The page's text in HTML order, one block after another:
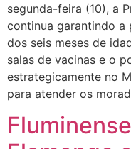
segunda-feira (10), a
continua garantindo a
dos seis meses de
salas de vacinas e o
estrategicamente no
para atender os